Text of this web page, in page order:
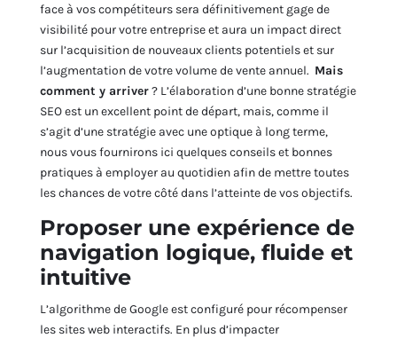
face à vos compétiteurs sera définitivement gage de
visibilité pour votre entreprise et aura un impact direct
sur l’acquisition de nouveaux clients potentiels et sur
l’augmentation de votre volume de vente annuel. Mais
comment y arriver? L’élaboration d’une bonne stratégie
SEO est un excellent point de départ, mais, comme il
s’agit d’une stratégie avec une optique à long terme,
nous vous fournirons ici quelques conseils et bonnes
pratiques à employer au quotidien afin de mettre toutes
les chances de votre côté dans l’atteinte de vos objectifs.
Proposer une expérience de
navigation logique, fluide et
intuitive
L’algorithme de Google est configuré pour récompenser
les sites web interactifs. En plus d’impacter